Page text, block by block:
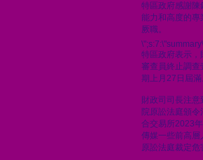
特區政府感謝陳
能力和高度的專
厥職。
特區政府表示，
審查員終止調查
期上月27日屆
財政司司長注
院原訟法庭頒
合交易所2023
傳媒一些前高
原訟法庭裁定